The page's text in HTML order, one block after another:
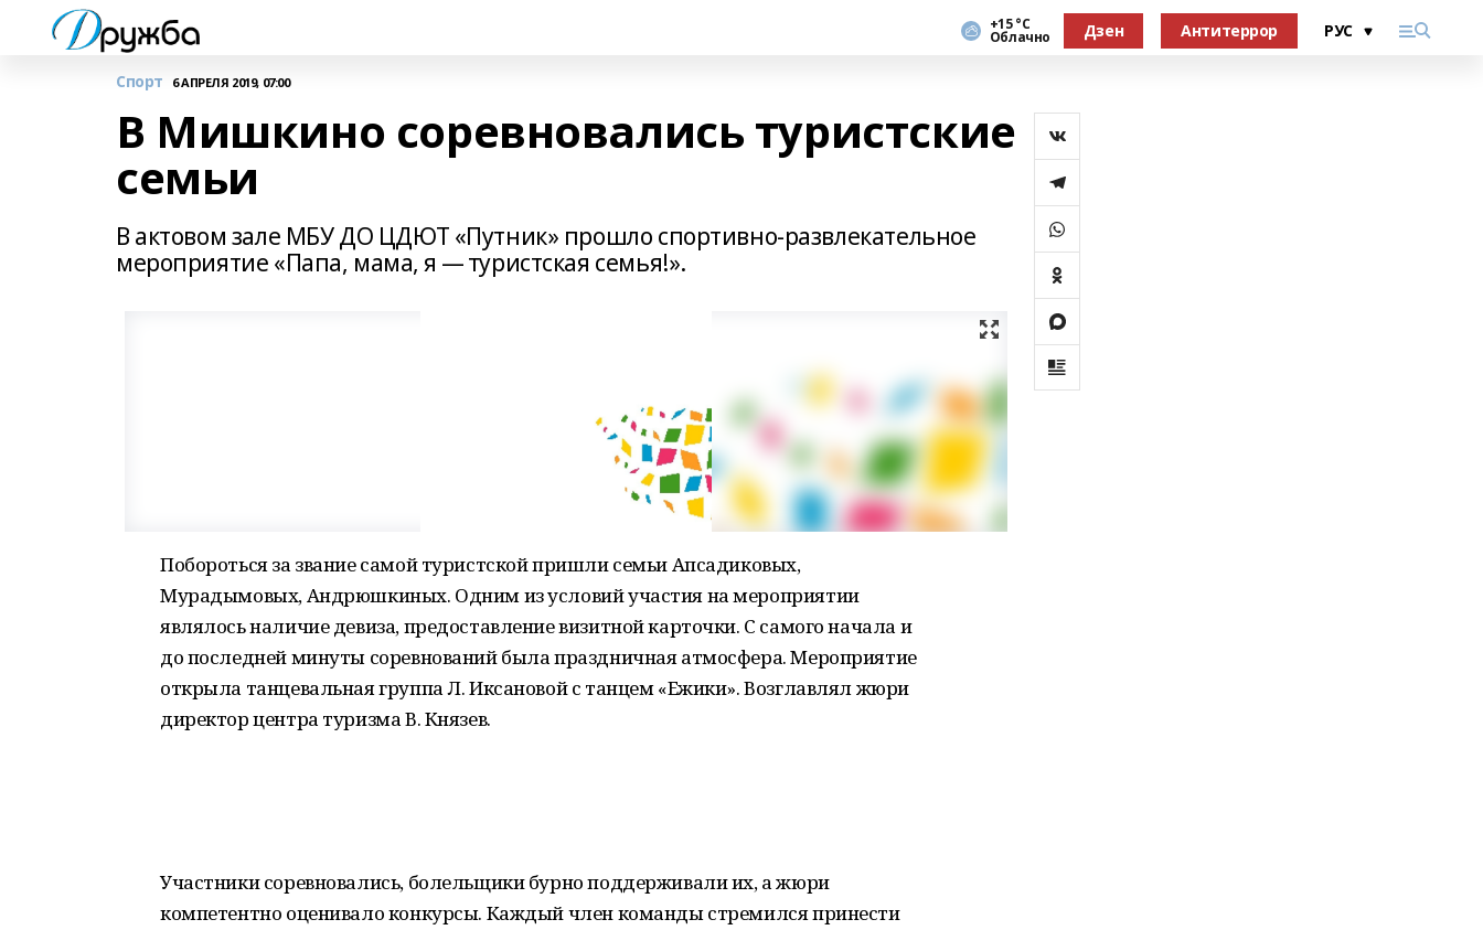
+15 °С
Облачно Дзен Антитеррор
Спорт 6 АПРЕЛЯ 2019, 07:00
В Мишкино соревновались туристские
семьи
В актовом зале МБУ ДО ЦДЮТ «Путник» прошло спортивно-развлекательное
мероприятие «Папа, мама, я — туристская семья!».
Побороться за звание самой туристской пришли семьи Апсадиковых,
Мурадымовых, Андрюшкиных. Одним из условий участия на мероприятии
являлось наличие девиза, предоставление визитной карточки. С самого начала и
до последней минуты соревнований была праздничная атмосфера. Мероприятие
открыла танцевальная группа Л. Иксановой с танцем «Ежики». Возглавлял жюри
директор центра туризма В. Князев.
Участники соревновались, болельщики бурно поддерживали их, а жюри
компетентно оценивало конкурсы. Каждый член команды стремился принести